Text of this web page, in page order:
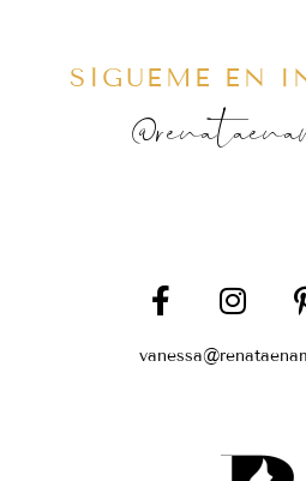
SÍGUEME EN